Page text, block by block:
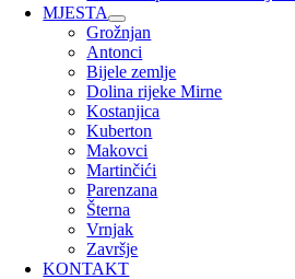
MJESTA
Grožnjan
Antonci
Bijele zemlje
Dolina rijeke Mirne
Kostanjica
Kuberton
Makovci
Martinčići
Parenzana
Šterna
Vrnjak
Završje
KONTAKT